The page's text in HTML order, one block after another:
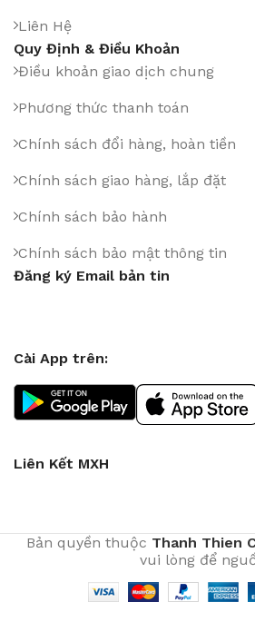
Liên Hệ
Quy Định & Điều Khoản
Điều khoản giao dịch chung
Phương thức thanh toán
Chính sách đổi hàng, hoàn tiền
Chính sách giao hàng, lắp đặt
Chính sách bảo hành
Chính sách bảo mật thông tin
Đăng ký Email bản tin
Cài App trên:
Liên Kết MXH
Bản quyền thuộc Thanh Thien
vui lòng để